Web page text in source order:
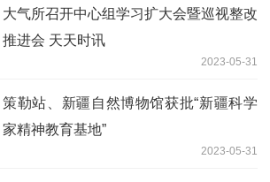
大气所召开中心组学习扩大会暨巡视整改
推进会 天天时讯
2023-05-31
策勒站、新疆自然博物馆获批“新疆科学
家精神教育基地”
2023-05-31